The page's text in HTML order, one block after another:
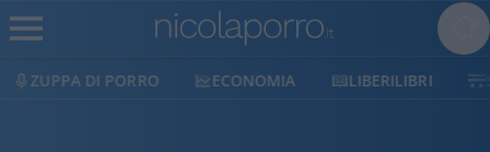
ECONOMIA LIBERILIBRI SHOP SOSTIENICI